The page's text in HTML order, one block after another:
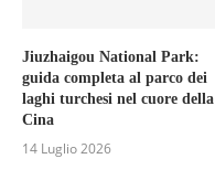
Jiuzhaigou National Park:
guida completa al parco dei
laghi turchesi nel cuore della
Cina
14 Luglio 2026